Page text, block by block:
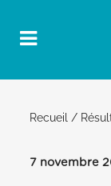
Recueil /
7 novembre